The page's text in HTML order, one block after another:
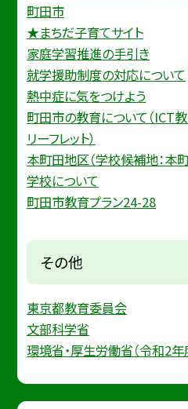
町田市
★まちだ子育てサイト
家庭学習推進の手引き
就学援助制度の対応について
熱中症に気をつけよう
町田市の教育について（ICT
リーフレット）
本町田地区（学校候補地：本
学校について
町田市教育プラン24-28
その他
東京都教育委員会
文部科学省
環境省・厚生労働省（令和2